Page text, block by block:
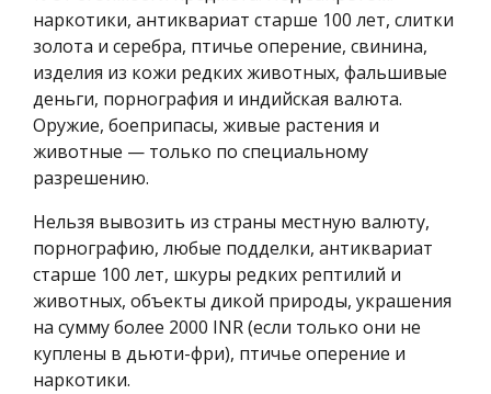
наркотики, антиквариат старше 100 лет, слитки
золота и серебра, птичье оперение, свинина,
изделия из кожи редких животных, фальшивые
деньги, порнография и индийская валюта.
Оружие, боеприпасы, живые растения и
животные — только по специальному
разрешению.
Нельзя вывозить из страны местную валюту,
порнографию, любые подделки, антиквариат
старше 100 лет, шкуры редких рептилий и
животных, объекты дикой природы, украшения
на сумму более 2000 INR (если только они не
куплены в дьюти-фри), птичье оперение и
наркотики.